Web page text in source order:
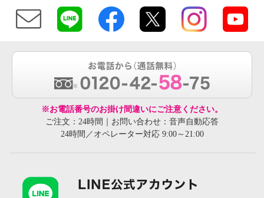
※お電話番号のお掛け間違いにご注意ください。
ご注文：24時間｜お問い合わせ：音声自動応答
24時間／オペレーター対応 9:00～21:00